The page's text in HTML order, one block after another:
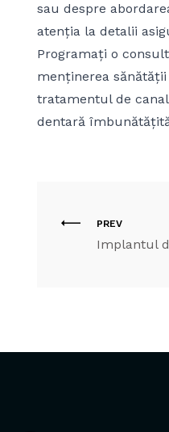
sau despre
atenția la detalii
Programați o
menținerea
tratamentul de
dentară
PREV
Implantul